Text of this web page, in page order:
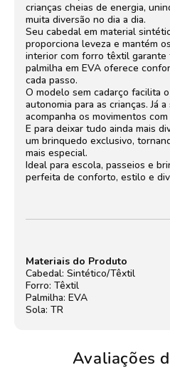
crianças cheias de energia,
muita diversão no dia a dia.
Seu cabedal em material
proporciona leveza e mantém
interior com forro têxtil garante
palmilha em EVA oferece
cada passo.
O modelo sem cadarço facilita
autonomia para as crianças. Já
acompanha os movimentos
E para deixar tudo ainda mais
um brinquedo exclusivo,
mais especial.
Ideal para escola, passeios e
perfeita de conforto, estilo e
Materiais do Produto
Cabedal: Sintético/Têxtil
Forro: Têxtil
Palmilha: EVA
Sola: TR
Avaliações